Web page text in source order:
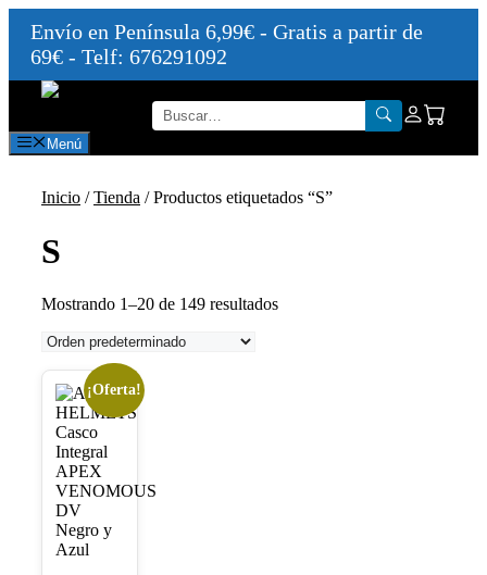
Envío en Península 6,99€ - Gratis a partir de
69€ - Telf: 676291092
Saltar
contenido
Menú
Inicio /Tienda / Productos etiquetados “S”
S
Mostrando 1–20 de 149 resultados
¡Oferta!
Este
producto
tiene
múltiples
variantes.
Las
opciones
se
pueden